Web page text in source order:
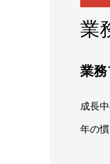
業
業
成長
年の